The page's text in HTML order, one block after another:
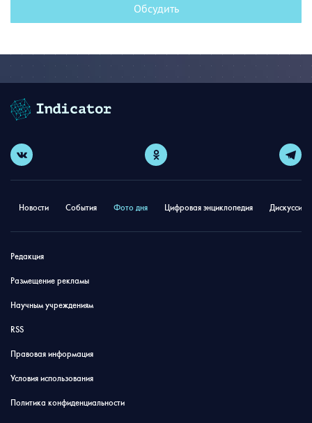
Обсудить
Новости События Фото дня Цифровая энциклопедия
Редакция
Размещение рекламы
Научным учреждениям
RSS
Правовая информация
Условия использования
Политика конфиденциальности